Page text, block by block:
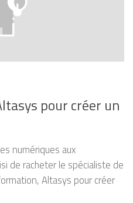
pour créer un
numériques aux
de racheter le spécialiste de
Altasys pour créer